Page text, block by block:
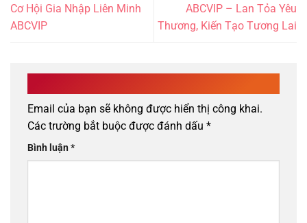
Cơ Hội Gia Nhập Liên Minh
ABCVIP
ABCVIP – Lan Tỏa Yêu
Thương, Kiến Tạo Tương Lai
Email của bạn sẽ không được hiển thị công khai.
Các trường bắt buộc được đánh dấu *
Bình luận*